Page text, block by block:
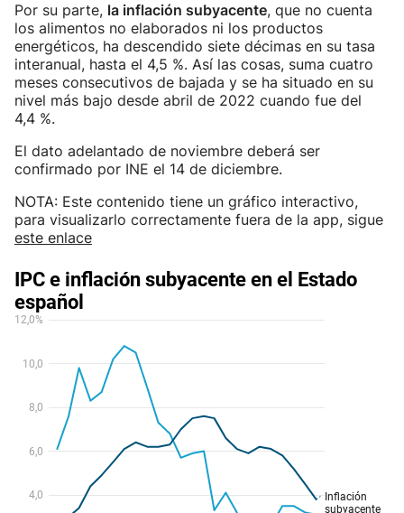
Por su parte, la inflación subyacente, que no cuenta
los alimentos no elaborados ni los productos
energéticos, ha descendido siete décimas en su tasa
interanual, hasta el 4,5 %. Así las cosas, suma cuatro
meses consecutivos de bajada y se ha situado en su
nivel más bajo desde abril de 2022 cuando fue del
4,4 %.
El dato adelantado de noviembre deberá ser
confirmado por INE el 14 de diciembre.
NOTA: Este contenido tiene un gráfico interactivo,
para visualizarlo correctamente fuera de la app, sigue
este enlace